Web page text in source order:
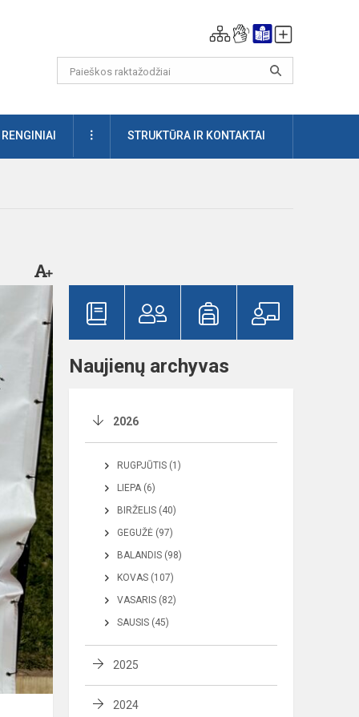
RENGINIAI DAUGIAUSTRUKTŪRA IR KONTAKTAI
Naujienų archyvas
2026
RUGPJŪTIS (1)
LIEPA (6)
BIRŽELIS (40)
GEGUŽĖ (97)
BALANDIS (98)
KOVAS (107)
VASARIS (82)
SAUSIS (45)
2025
2024